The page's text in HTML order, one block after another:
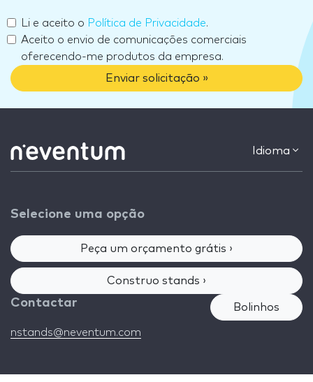
Li e aceito o Política de Privacidade.
Aceito o envio de comunicações comerciais
oferecendo-me produtos da empresa.
Enviar solicitação »
Idioma
Selecione uma opção
Peça um orçamento grátis ›
Construo stands ›
Contactar
nstands@neventum.com
Bolinhos